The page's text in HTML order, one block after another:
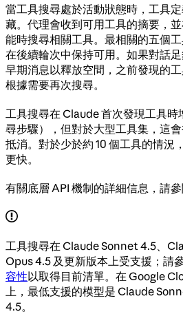
當工具搜尋處於活動狀態時，工具
藏。代理會收到可用工具的摘要，
能時搜尋相關工具。最相關的五個
在後續輪次中保持可用。如果對話
早期消息以釋放空間，之前發現的
根據需要再次搜尋。
工具搜尋在 Claude 首次發現工具時
尋步驟），但對於大型工具集，這
抵消。對於少於約 10 個工具的情況
更快。
有關底層 API 機制的詳細信息，請
工具搜尋在 Claude Sonnet 4.5、
Opus 4.5 及更新版本上受支援；請
容性以取得目前清單。在 Google
上，最低支援的模型是 Claude
4.5。